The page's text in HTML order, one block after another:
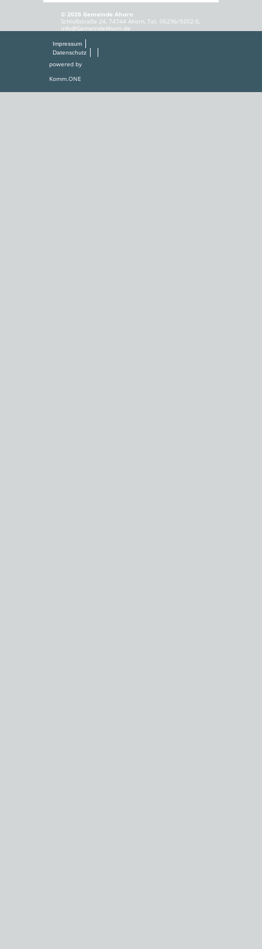
© 2026 Gemeinde Ahorn
Schloßstraße 24, 74744 Ahorn, Tel. 06296/9202-0,
info@GemeindeAhorn.de
Impressum
Datenschutz
powered by
Komm.ONE